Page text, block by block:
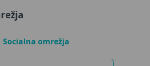
Socialna omrežja